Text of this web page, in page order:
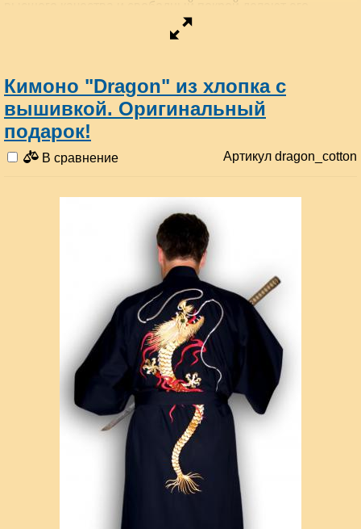
незаменимым на отдыхе и дома. Пояс вложен в рукав
Длина -148 см, подходит на размеры 48-58.
Есть большой размер - длина -185 см , подходит на
размеры 62-72.
посмотреть подарочную упаковку
Кимоно "Dragon" из хлопка с
вышивкой. Оригинальный
подарок!
В сравнение Артикул dragon_cotton